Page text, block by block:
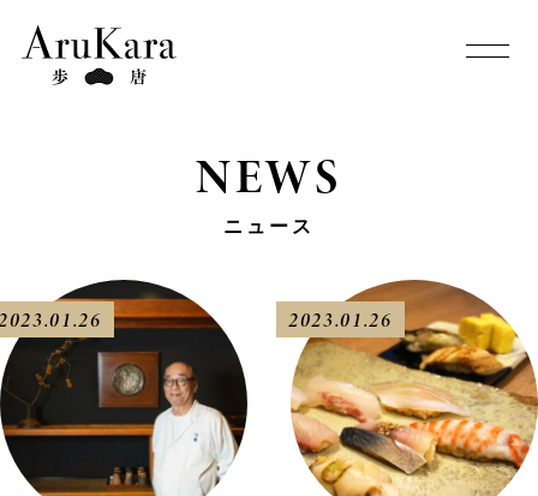
NEWS
ニュース
2023.01.26